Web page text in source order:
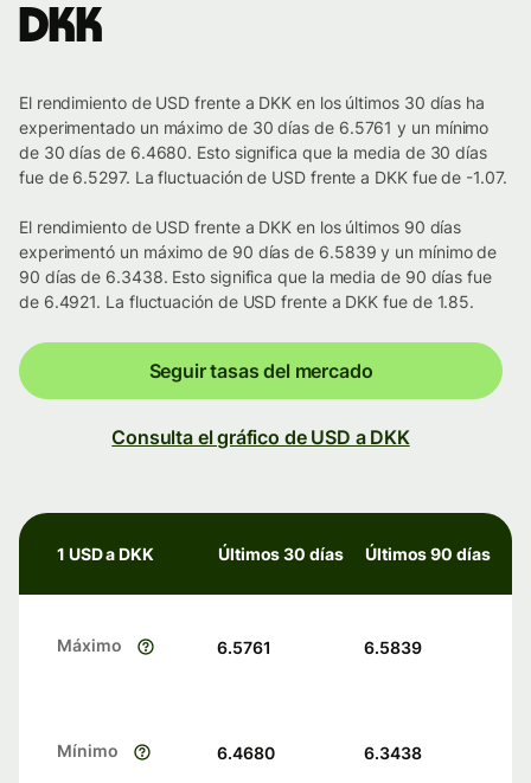
DKK
El rendimiento de USD frente a DKK en los últimos 30 días ha
experimentado un máximo de 30 días de 6.5761 y un mínimo
de 30 días de 6.4680. Esto significa que la media de 30 días
fue de 6.5297. La fluctuación de USD frente a DKK fue de -1.07.
El rendimiento de USD frente a DKK en los últimos 90 días
experimentó un máximo de 90 días de 6.5839 y un mínimo de
90 días de 6.3438. Esto significa que la media de 90 días fue
de 6.4921. La fluctuación de USD frente a DKK fue de 1.85.
Seguir tasas del mercado
Consulta el gráfico de USD a DKK
1 USD a DKK Últimos 30 días Últimos 90 días
Máximo 6.5761 6.5839
Mínimo 6.4680 6.3438